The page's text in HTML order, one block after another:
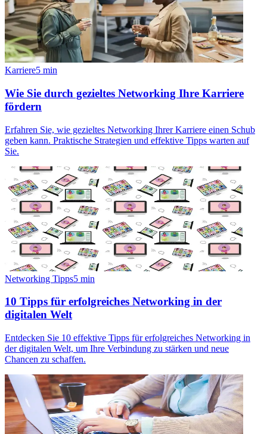
Karriere5 min
Wie Sie durch gezieltes Networking Ihre Karriere
fördern
Erfahren Sie, wie gezieltes Networking Ihrer Karriere einen Schub
geben kann. Praktische Strategien und effektive Tipps warten auf
Sie.
Networking Tipps5 min
10 Tipps für erfolgreiches Networking in der
digitalen Welt
Entdecken Sie 10 effektive Tipps für erfolgreiches Networking in
der digitalen Welt, um Ihre Verbindung zu stärken und neue
Chancen zu schaffen.